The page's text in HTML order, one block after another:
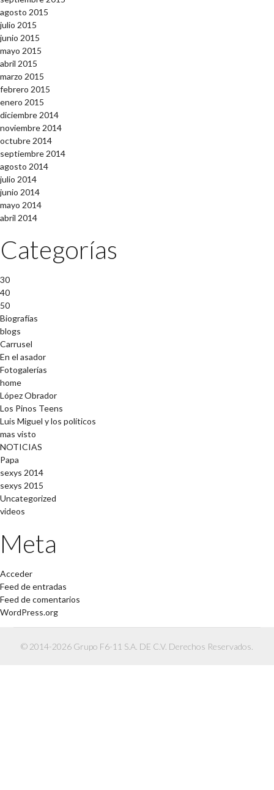
agosto 2015
julio 2015
junio 2015
mayo 2015
abril 2015
marzo 2015
febrero 2015
enero 2015
diciembre 2014
noviembre 2014
octubre 2014
septiembre 2014
agosto 2014
julio 2014
junio 2014
mayo 2014
abril 2014
Categorías
30
40
50
Biografías
blogs
Carrusel
En el asador
Fotogalerías
home
López Obrador
Los Pinos Teens
Luis Miguel y los políticos
mas visto
NOTICIAS
Papa
sexys 2014
sexys 2015
Uncategorized
videos
Meta
Acceder
Feed de entradas
Feed de comentarios
WordPress.org
© 2014-2026 Grupo F6-11 S.A. DE C.V. Derechos Reservados.